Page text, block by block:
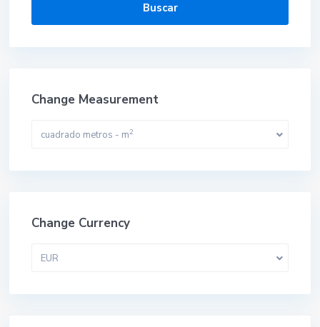
Buscar
Change Measurement
cuadrado metros - m2
Change Currency
EUR